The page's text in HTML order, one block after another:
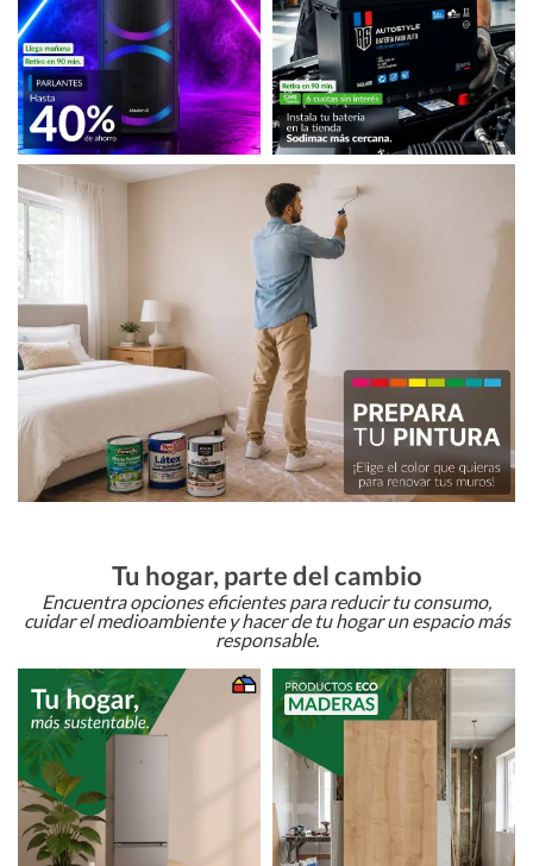
Tu hogar, parte del cambio
Encuentra opciones eficientes para reducir tu consumo,
cuidar el medioambiente y hacer de tu hogar un espacio más
responsable.